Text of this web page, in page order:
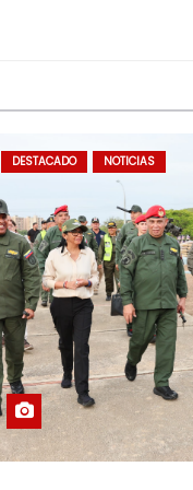
DESTACADO NOTICIAS